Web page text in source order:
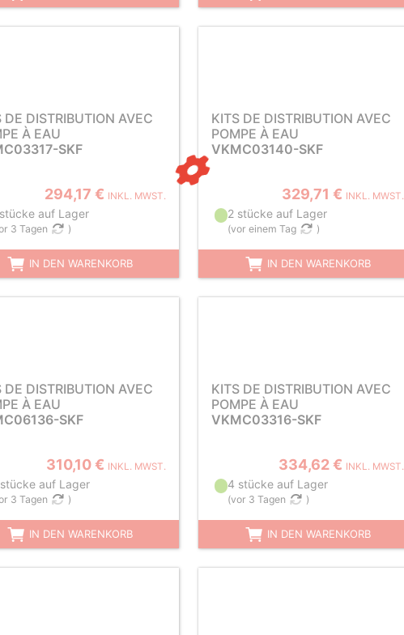
DE DISTRIBUTION AVEC
À EAU
SKF
294,17 € INKL. MWST.
auf Lager
3 Tagen )
IN DEN WARENKORB
KITS DE DISTRIBUTION AVEC
POMPE À EAU
VKMC03140-SKF
329,71 € INKL. MWST.
2 stücke auf Lager
(vor einem Tag )
IN DEN WARENKORB
DE DISTRIBUTION AVEC
À EAU
SKF
310,10 € INKL. MWST.
auf Lager
3 Tagen )
IN DEN WARENKORB
KITS DE DISTRIBUTION AVEC
POMPE À EAU
VKMC03316-SKF
334,62 € INKL. MWST.
4 stücke auf Lager
(vor 3 Tagen )
IN DEN WARENKORB